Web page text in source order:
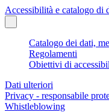
Accessibilità e catalogo di
Catalogo dei dati,
Regolamenti
Obiettivi di
Dati ulteriori
Privacy - responsabile
Whistleblowing